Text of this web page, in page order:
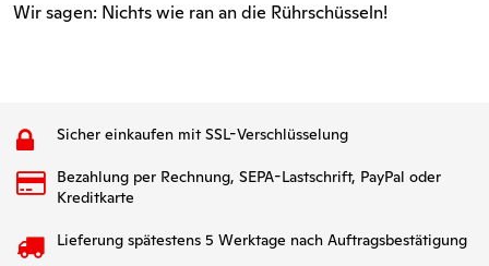
Wir sagen: Nichts wie ran an die Rührschüsseln!
Sicher einkaufen mit SSL-Verschlüsselung
Bezahlung per Rechnung, SEPA-Lastschrift, PayPal oder
Kreditkarte
Lieferung spätestens 5 Werktage nach Auftragsbestätigung